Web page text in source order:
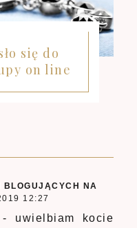
się do
on line
BLOGUJĄCYCH NA
12:27
uwielbiam kocie